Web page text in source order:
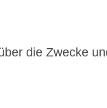
die Zwecke